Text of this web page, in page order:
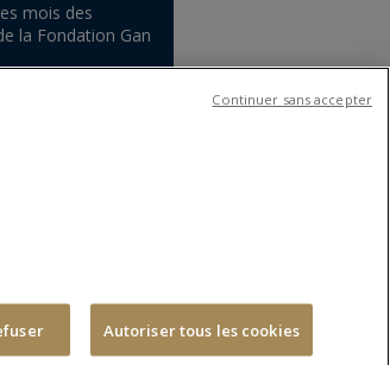
mois des
la Fondation Gan
Autoriser tous les cookies
Continuer sans accepter